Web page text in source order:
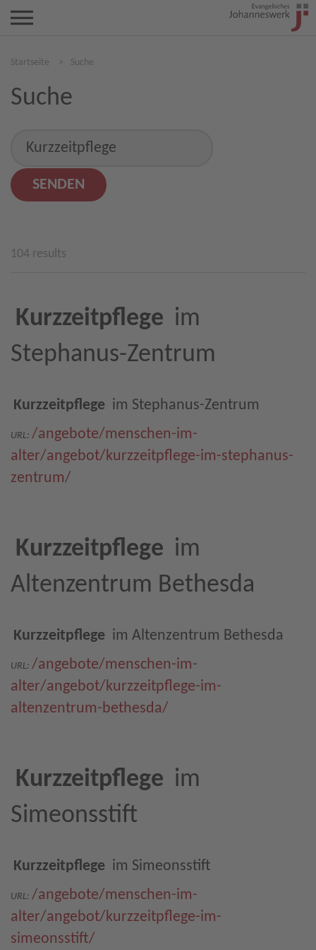
Startseite > Suche
Suche
104 results
Kurzzeitpflege im
Stephanus-Zentrum
Kurzzeitpflege im Stephanus-Zentrum
URL: /angebote/menschen-im-
alter/angebot/kurzzeitpflege-im-stephanus-
zentrum/
Kurzzeitpflege im
Altenzentrum Bethesda
Kurzzeitpflege im Altenzentrum Bethesda
URL: /angebote/menschen-im-
alter/angebot/kurzzeitpflege-im-
altenzentrum-bethesda/
Kurzzeitpflege im
Simeonsstift
Kurzzeitpflege im Simeonsstift
URL: /angebote/menschen-im-
alter/angebot/kurzzeitpflege-im-
simeonsstift/